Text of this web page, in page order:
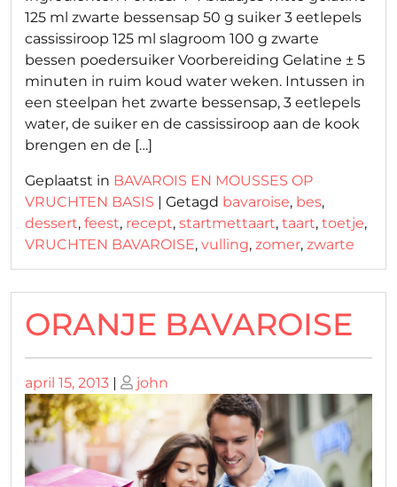
125 ml zwarte bessensap 50 g suiker 3 eetlepels
cassissiroop 125 ml slagroom 100 g zwarte
bessen poedersuiker Voorbereiding Gelatine ± 5
minuten in ruim koud water weken. Intussen in
een steelpan het zwarte bessensap, 3 eetlepels
water, de suiker en de cassissiroop aan de kook
brengen en de […]
Geplaatst in BAVAROIS EN MOUSSES OP
VRUCHTEN BASIS | Getagd bavaroise, bes,
dessert, feest, recept, startmettaart, taart, toetje,
VRUCHTEN BAVAROISE, vulling, zomer, zwarte
ORANJE BAVAROISE
Geplaatst
op
april 15, 2013 | Geplaatst
op
john